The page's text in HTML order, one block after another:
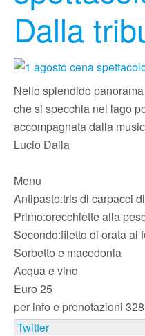
Dalla
Nello splendido
che si specchia nel lago
accompagnata dalla
Lucio Dalla
Menu
Antipasto:tris di carpacci
Primo:orecchiette alla
Secondo:filetto di orata al
Sorbetto e macedonia
Acqua e vino
Euro 25
per info e prenotazioni
Twitter